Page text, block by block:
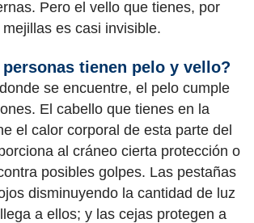
Pero el vello que tienes, por
es casi invisible.
tienen pelo y vello?
se encuentre, el pelo cumple
El cabello que tienes en la
el calor corporal de esta parte del
al cráneo cierta protección o
posibles golpes. Las pestañas
disminuyendo la cantidad de luz
a ellos; y las cejas protegen a